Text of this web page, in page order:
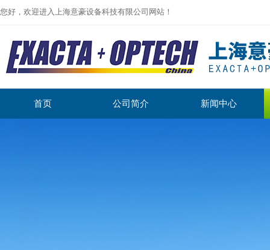
您好，欢迎进入上海意豪设备科技有限公司网站！
首页 公司简介 新闻中心